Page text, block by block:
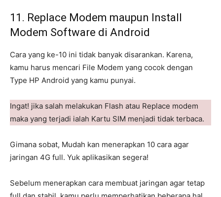
11. Replace Modem maupun Install
Modem Software di Android
Cara yang ke-10 ini tidak banyak disarankan. Karena,
kamu harus mencari File Modem yang cocok dengan
Type HP Android yang kamu punyai.
Ingat! jika salah melakukan Flash atau Replace modem
maka yang terjadi ialah Kartu SIM menjadi tidak terbaca.
Gimana sobat, Mudah kan menerapkan 10 cara agar
jaringan 4G full. Yuk aplikasikan segera!
Sebelum menerapkan cara membuat jaringan agar tetap